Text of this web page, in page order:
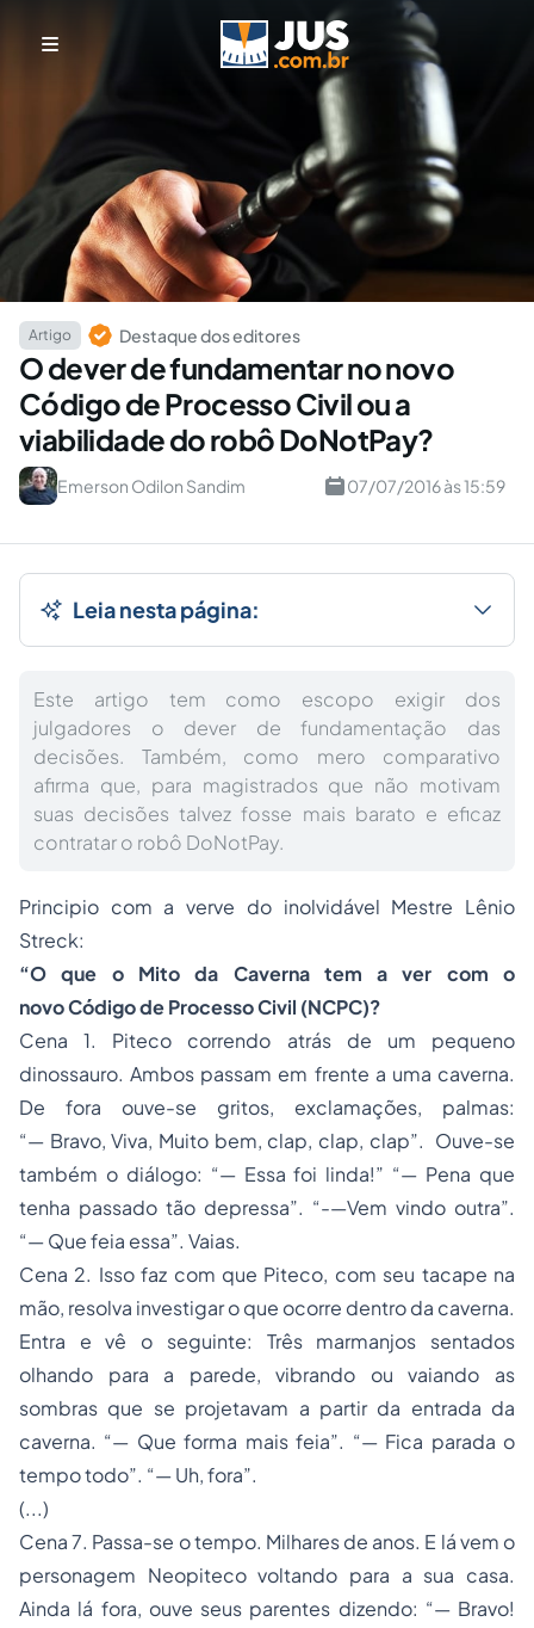
Artigo Destaque dos editores
O dever de fundamentar no novo
Código de Processo Civil ou a
viabilidade do robô DoNotPay?
Emerson Odilon Sandim 07/07/2016 às 15:59
Leia nesta página:
Este artigo tem como escopo exigir dos
julgadores o dever de fundamentação das
decisões. Também, como mero comparativo
afirma que, para magistrados que não motivam
suas decisões talvez fosse mais barato e eficaz
contratar o robô DoNotPay.
Principio com a verve do inolvidável Mestre Lênio
Streck:
“O que o Mito da Caverna tem a ver com o
novo Código deProcessoCivil (NCPC)?
Cena 1.
Piteco correndo atrás de um pequeno
dinossauro. Ambos passam em frente a uma caverna.
De fora ouve-se gritos, exclamações, palmas:
“— Bravo, Viva, Muito bem, clap, clap, clap”. Ouve-se
também o diálogo: “— Essa foi linda!” “— Pena que
tenha passado tão depressa”. “-—Vem vindo outra”.
“— Que feia essa”. Vaias.
Cena 2. Isso faz com que Piteco, com seu tacape na
mão, resolva investigar o que ocorre dentro da caverna.
Entra e vê o seguinte: Três marmanjos sentados
olhando para a parede, vibrando ou vaiando as
sombras que se projetavam a partir da entrada da
caverna. “— Que forma mais feia”. “— Fica parada o
tempo todo”. “— Uh, fora”.
(...)
Cena 7. Passa-se o tempo. Milhares de anos. E lá vem o
personagem Neopiteco voltando para a sua casa.
Ainda lá fora, ouve seus parentes dizendo: “— Bravo!